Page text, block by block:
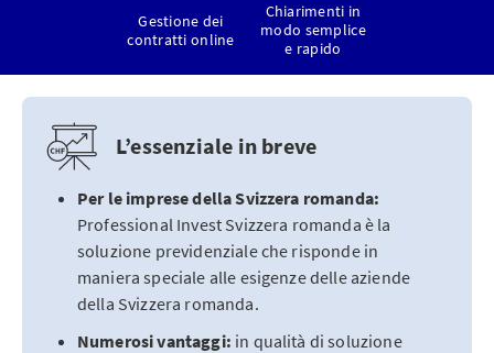
Gestione dei
contratti online
Chiarimenti in
modo semplice
e rapido
L’essenziale in breve
Per le imprese della Svizzera romanda:
Professional Invest Svizzera romanda è la
soluzione previdenziale che risponde in
maniera speciale alle esigenze delle aziende
della Svizzera romanda.
Numerosi vantaggi: in qualità di soluzione